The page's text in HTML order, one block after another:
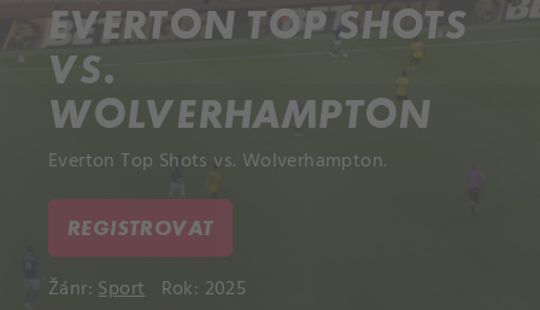
EVERTON TOP SHOTS
VS.
WOLVERHAMPTON
Everton Top Shots vs. Wolverhampton.
REGISTROVAT
Žánr:Sport Rok: 2025